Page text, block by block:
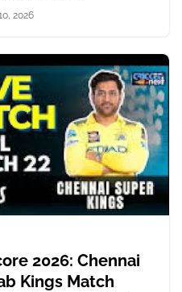
2026
2026: Chennai
Kings Match